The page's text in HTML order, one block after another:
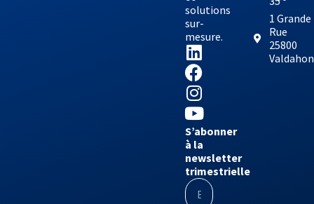
solutions
sur-
mesure.
S’abonner
à la
newsletter
trimestrielle
1 Grande
Rue
25800
Valdahon